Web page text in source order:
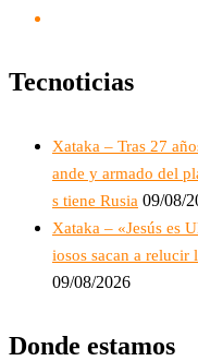
Tecnoticias
Xataka – Tras 27
ande y armado del
s tiene Rusia 09/08/
Xataka – «Jesús es
iosos sacan a relucir
09/08/2026
Donde estamos